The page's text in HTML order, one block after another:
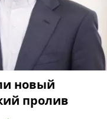
новый
пролив